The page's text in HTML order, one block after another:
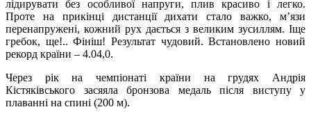
лідирувати без особливої напруги, плив красиво і легко.
Проте на прикінці дистанції дихати стало важко, м’язи
перенапружені, кожний рух дається з великим зусиллям. Іще
гребок, ще!.. Фініш! Результат чудовий. Встановлено новий
рекорд країни – 4.04,0.
Через рік на чемпіонаті країни на грудях Андрія
Кістяківського засяяла бронзова медаль після виступу у
плаванні на спині (200 м).